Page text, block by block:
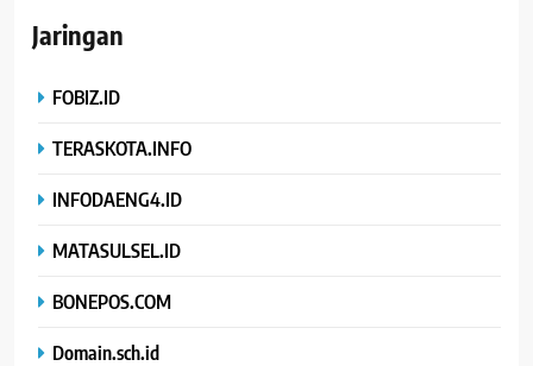
Jaringan
FOBIZ.ID
TERASKOTA.INFO
INFODAENG4.ID
MATASULSEL.ID
BONEPOS.COM
Domain.sch.id